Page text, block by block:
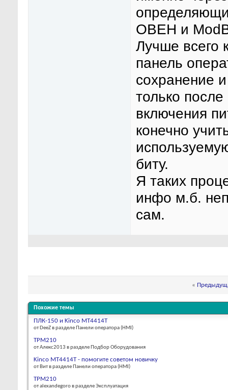
ОВЕН и
Лучше всего
панель
сохранение
только
включения
конечно
биту.
Я таких
инфо м.б.
сам.
«
Похожие темы
ПЛК-150 и Kinco MT4414T
от DeeZ в разделе Панели оператора (HMI)
ТРМ210
от Алекс2013 в разделе Подбор Оборудования
Kinco MT4414T - помогите советом новичку
от Bит в разделе Панели оператора (HMI)
ТРМ210
от alexandegoro в разделе Эксплуатация